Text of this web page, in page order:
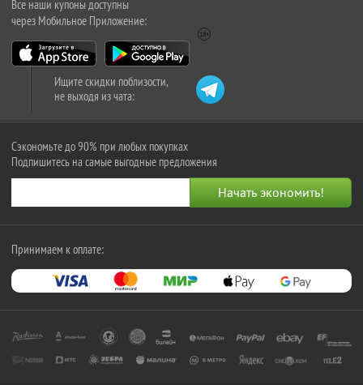
Все наши купоны доступны
через Мобильное Приложение:
Ищите скидки поблизости,
не выходя из чата:
Сэкономьте до 90% при любых покупках
Подпишитесь на самые выгодные предложения
Принимаем к оплате: